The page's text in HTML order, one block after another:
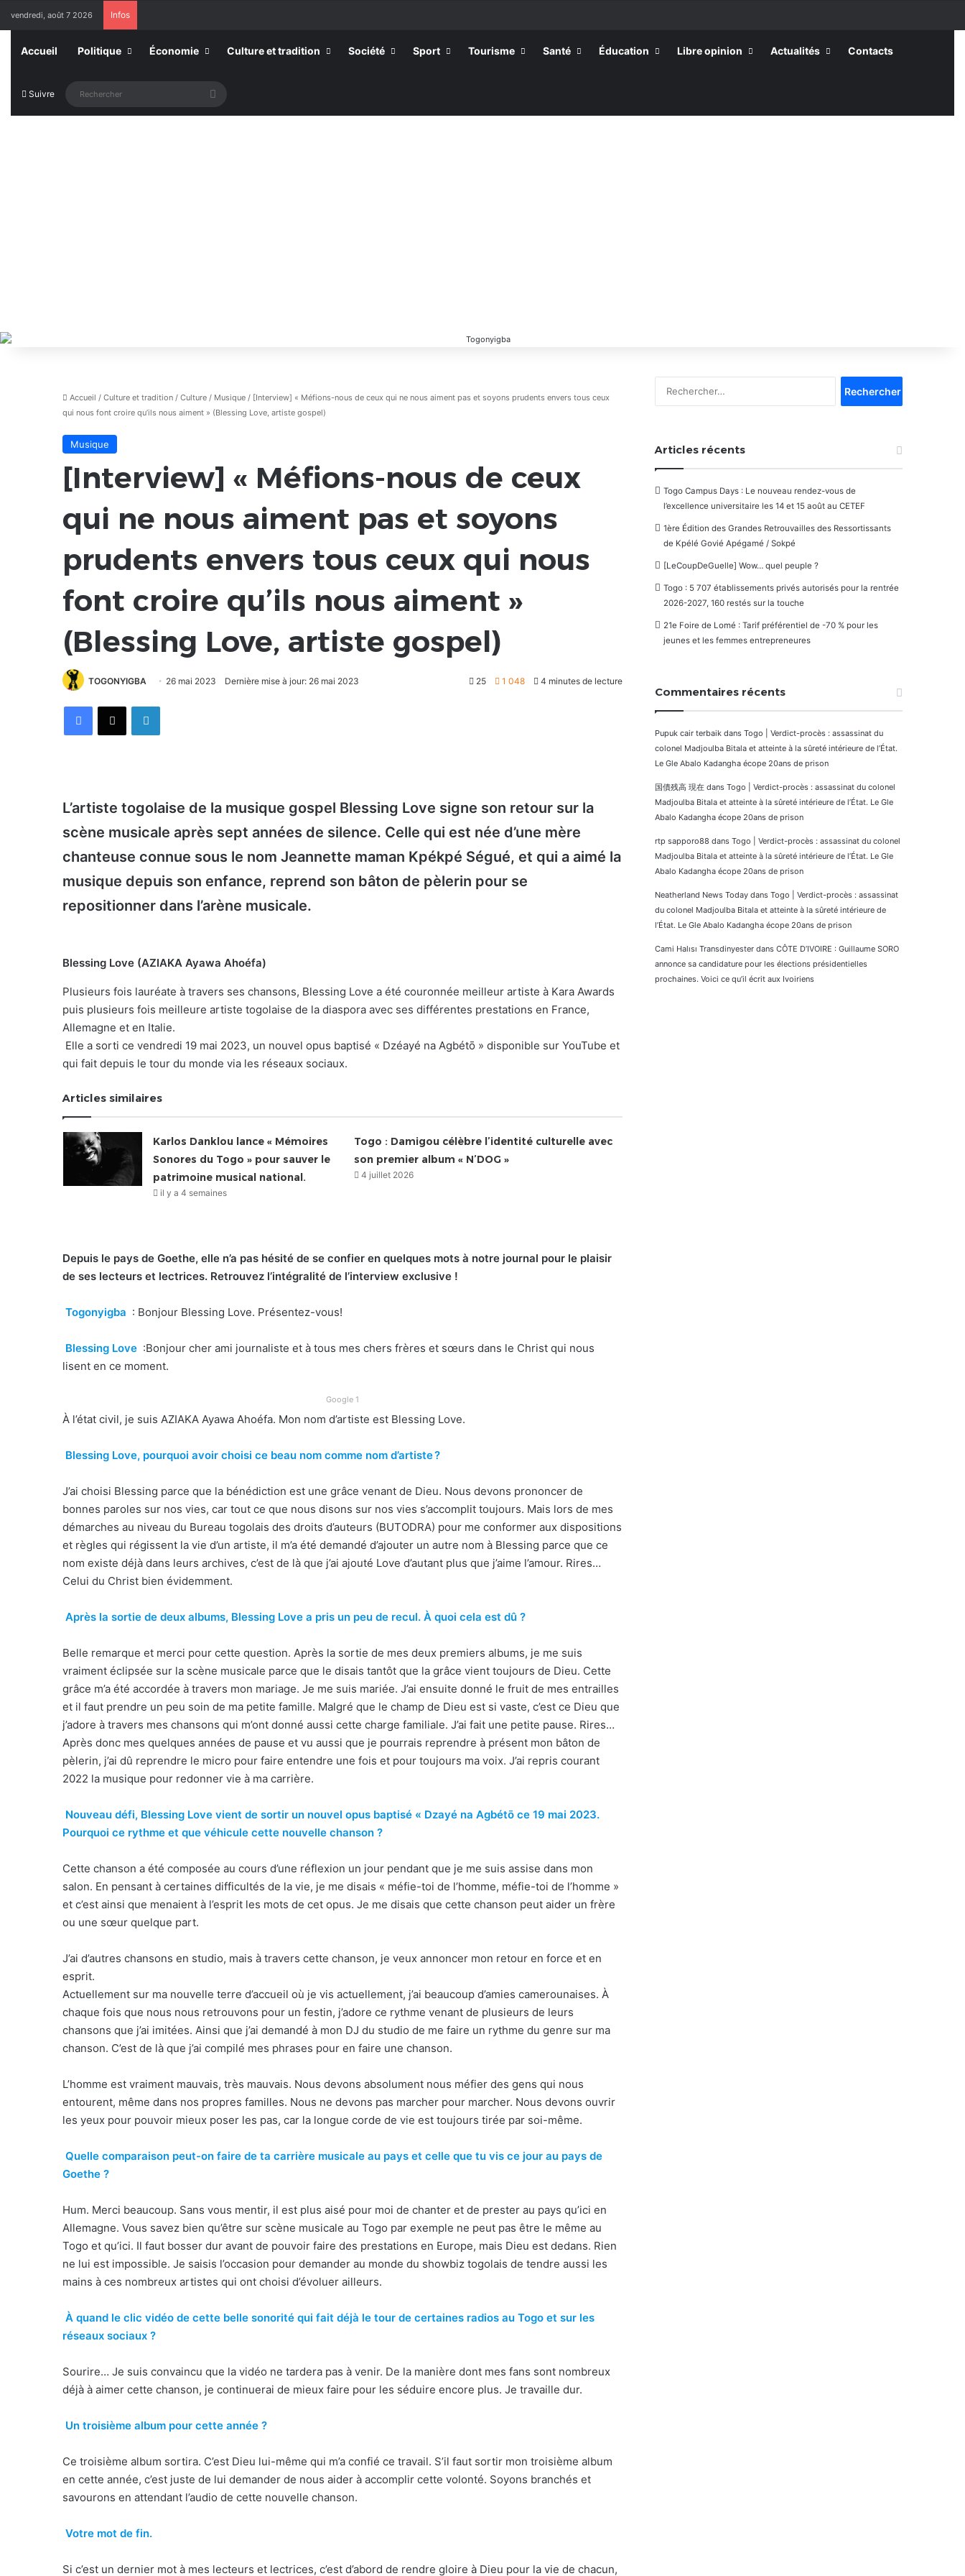
vendredi, août 7 2026 Infos
Accueil Politique Économie Culture et tradition Société Sport Tourisme Santé Éducation Libre opinion Actualités Contacts
Suivre Rechercher
Accueil / Culture et tradition / Culture / Musique / [Interview] « Méfions-nous de ceux qui ne nous aiment pas et soyons prudents envers tous ceux
qui nous font croire qu’ils nous aiment » (Blessing Love, artiste gospel)
Musique
[Interview] « Méfions-nous de ceux
qui ne nous aiment pas et soyons
prudents envers tous ceux qui nous
font croire qu’ils nous aiment »
(Blessing Love, artiste gospel)
TOGONYIGBA 26 mai 2023 Dernière mise à jour: 26 mai 2023 25 1 048 4 minutes de lecture
FacebookX Linkedin
L’artiste togolaise de la musique gospel Blessing Love signe son retour sur la
scène musicale après sept années de silence. Celle qui est née d’une mère
chanteuse connue sous le nom Jeannette maman Kpékpé Ségué, et qui a aimé la
musique depuis son enfance, reprend son bâton de pèlerin pour se
repositionner dans l’arène musicale.
Blessing Love (AZIAKA Ayawa Ahoéfa)
Plusieurs fois lauréate à travers ses chansons, Blessing Love a été couronnée meilleur artiste à Kara Awards
puis plusieurs fois meilleure artiste togolaise de la diaspora avec ses différentes prestations en France,
Allemagne et en Italie.
Elle a sorti ce vendredi 19 mai 2023, un nouvel opus baptisé « Dzéayé na Agbétō » disponible sur YouTube et
qui fait depuis le tour du monde via les réseaux sociaux.
Articles similaires
Karlos Danklou lance « Mémoires
Sonores du Togo » pour sauver le
patrimoine musical national.
il y a 4 semaines
Togo : Damigou célèbre l’identité culturelle avec
son premier album « N’DOG »
4 juillet 2026
Depuis le pays de Goethe, elle n’a pas hésité de se confier en quelques mots à notre journal pour le plaisir
de ses lecteurs et lectrices. Retrouvez l’intégralité de l’interview exclusive !
Togonyigba : Bonjour Blessing Love. Présentez-vous!
Blessing Love :Bonjour cher ami journaliste et à tous mes chers frères et sœurs dans le Christ qui nous
lisent en ce moment.
Google 1
À l’état civil, je suis AZIAKA Ayawa Ahoéfa. Mon nom d’artiste est Blessing Love.
Blessing Love, pourquoi avoir choisi ce beau nom comme nom d’artiste ?
J’ai choisi Blessing parce que la bénédiction est une grâce venant de Dieu. Nous devons prononcer de
bonnes paroles sur nos vies, car tout ce que nous disons sur nos vies s’accomplit toujours. Mais lors de mes
démarches au niveau du Bureau togolais des droits d’auteurs (BUTODRA) pour me conformer aux dispositions
et règles qui régissent la vie d’un artiste, il m’a été demandé d’ajouter un autre nom à Blessing parce que ce
nom existe déjà dans leurs archives, c’est de là que j’ai ajouté Love d’autant plus que j’aime l’amour. Rires…
Celui du Christ bien évidemment.
Après la sortie de deux albums, Blessing Love a pris un peu de recul. À quoi cela est dû ?
Belle remarque et merci pour cette question. Après la sortie de mes deux premiers albums, je me suis
vraiment éclipsée sur la scène musicale parce que le disais tantôt que la grâce vient toujours de Dieu. Cette
grâce m’a été accordée à travers mon mariage. Je me suis mariée. J’ai ensuite donné le fruit de mes entrailles
et il faut prendre un peu soin de ma petite famille. Malgré que le champ de Dieu est si vaste, c’est ce Dieu que
j’adore à travers mes chansons qui m’ont donné aussi cette charge familiale. J’ai fait une petite pause. Rires…
Après donc mes quelques années de pause et vu aussi que je pourrais reprendre à présent mon bâton de
pèlerin, j’ai dû reprendre le micro pour faire entendre une fois et pour toujours ma voix. J’ai repris courant
2022 la musique pour redonner vie à ma carrière.
Nouveau défi, Blessing Love vient de sortir un nouvel opus baptisé « Dzayé na Agbétō ce 19 mai 2023.
Pourquoi ce rythme et que véhicule cette nouvelle chanson ?
Cette chanson a été composée au cours d’une réflexion un jour pendant que je me suis assise dans mon
salon. En pensant à certaines difficultés de la vie, je me disais « méfie-toi de l’homme, méfie-toi de l’homme »
et c’est ainsi que menaient à l’esprit les mots de cet opus. Je me disais que cette chanson peut aider un frère
ou une sœur quelque part.
J’ai d’autres chansons en studio, mais à travers cette chanson, je veux annoncer mon retour en force et en
esprit.
Actuellement sur ma nouvelle terre d’accueil où je vis actuellement, j’ai beaucoup d’amies camerounaises. À
chaque fois que nous nous retrouvons pour un festin, j’adore ce rythme venant de plusieurs de leurs
chansons que j’ai imitées. Ainsi que j’ai demandé à mon DJ du studio de me faire un rythme du genre sur ma
chanson. C’est de là que j’ai compilé mes phrases pour en faire une chanson.
L’homme est vraiment mauvais, très mauvais. Nous devons absolument nous méfier des gens qui nous
entourent, même dans nos propres familles. Nous ne devons pas marcher pour marcher. Nous devons ouvrir
les yeux pour pouvoir mieux poser les pas, car la longue corde de vie est toujours tirée par soi-même.
Quelle comparaison peut-on faire de ta carrière musicale au pays et celle que tu vis ce jour au pays de
Goethe ?
Hum. Merci beaucoup. Sans vous mentir, il est plus aisé pour moi de chanter et de prester au pays qu’ici en
Allemagne. Vous savez bien qu’être sur scène musicale au Togo par exemple ne peut pas être le même au
Togo et qu’ici. Il faut bosser dur avant de pouvoir faire des prestations en Europe, mais Dieu est dedans. Rien
ne lui est impossible. Je saisis l’occasion pour demander au monde du showbiz togolais de tendre aussi les
mains à ces nombreux artistes qui ont choisi d’évoluer ailleurs.
À quand le clic vidéo de cette belle sonorité qui fait déjà le tour de certaines radios au Togo et sur les
réseaux sociaux ?
Sourire… Je suis convaincu que la vidéo ne tardera pas à venir. De la manière dont mes fans sont nombreux
déjà à aimer cette chanson, je continuerai de mieux faire pour les séduire encore plus. Je travaille dur.
Un troisième album pour cette année ?
Ce troisième album sortira. C’est Dieu lui-même qui m’a confié ce travail. S’il faut sortir mon troisième album
en cette année, c’est juste de lui demander de nous aider à accomplir cette volonté. Soyons branchés et
savourons en attendant l’audio de cette nouvelle chanson.
Votre mot de fin.
Si c’est un dernier mot à mes lecteurs et lectrices, c’est d’abord de rendre gloire à Dieu pour la vie de chacun,
Articles récents
Togo Campus Days : Le nouveau rendez-vous de
l’excellence universitaire les 14 et 15 août au CETEF
1ère Édition des Grandes Retrouvailles des Ressortissants
de Kpélé Govié Apégamé / Sokpé
[LeCoupDeGuelle] Wow… quel peuple ?
Togo : 5 707 établissements privés autorisés pour la rentrée
2026-2027, 160 restés sur la touche
21e Foire de Lomé : Tarif préférentiel de -70 % pour les
jeunes et les femmes entrepreneures
Commentaires récents
Pupuk cair terbaik dans Togo | Verdict-procès : assassinat du
colonel Madjoulba Bitala et atteinte à la sûreté intérieure de l’État.
Le Gle Abalo Kadangha écope 20ans de prison
国債残高 現在 dans Togo | Verdict-procès : assassinat du colonel
Madjoulba Bitala et atteinte à la sûreté intérieure de l’État. Le Gle
Abalo Kadangha écope 20ans de prison
rtp sapporo88 dans Togo | Verdict-procès : assassinat du colonel
Madjoulba Bitala et atteinte à la sûreté intérieure de l’État. Le Gle
Abalo Kadangha écope 20ans de prison
Neatherland News Today dans Togo | Verdict-procès : assassinat
du colonel Madjoulba Bitala et atteinte à la sûreté intérieure de
l’État. Le Gle Abalo Kadangha écope 20ans de prison
Cami Halısı Transdinyester dans CÔTE D’IVOIRE : Guillaume SORO
annonce sa candidature pour les élections présidentielles
prochaines. Voici ce qu’il écrit aux Ivoiriens